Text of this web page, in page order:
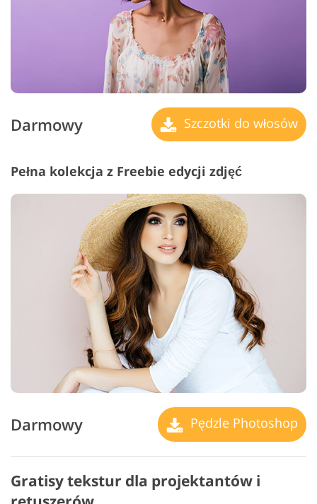
Darmowy Szczotki do włosów
Pełna kolekcja z Freebie edycji zdjęć
Darmowy Pędzle Photoshop
Gratisy tekstur dla projektantów i